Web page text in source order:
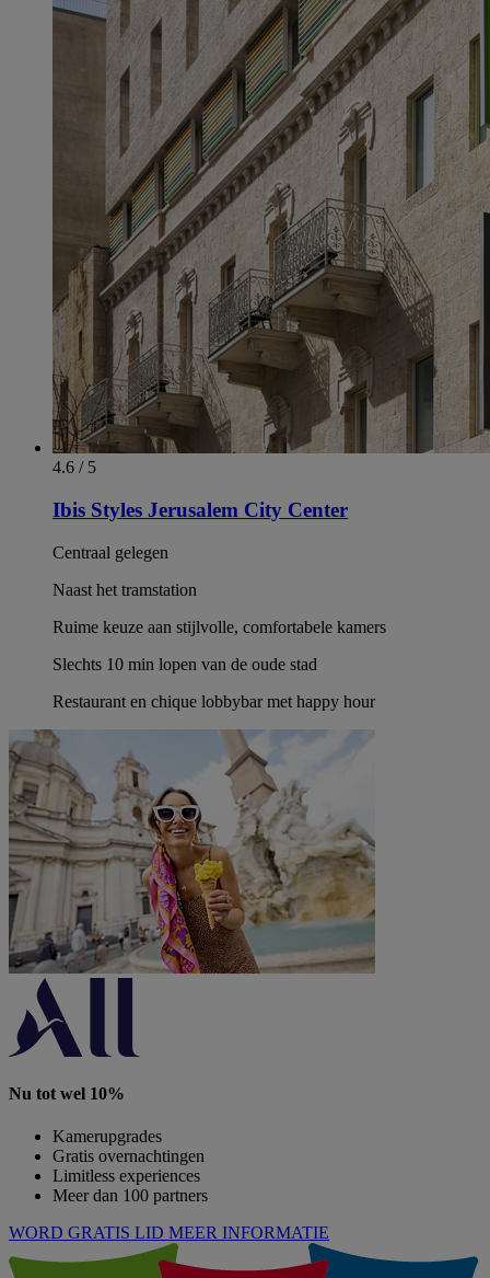
4.6 / 5
Ibis Styles Jerusalem City Center
Centraal gelegen
Naast het tramstation
Ruime keuze aan stijlvolle, comfortabele kamers
Slechts 10 min lopen van de oude stad
Restaurant en chique lobbybar met happy hour
Nu tot wel 10%
Kamerupgrades
Gratis overnachtingen
Limitless experiences
Meer dan 100 partners
WORD GRATIS LID MEER INFORMATIE